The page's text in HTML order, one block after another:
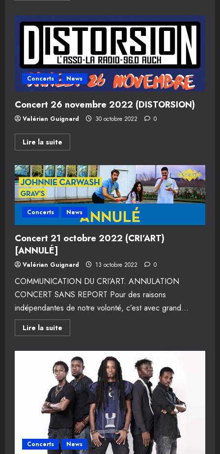
Concert
18
novembre
2022
(CRI’ART)
Concerts News
Concert 26 novembre 2022 (DISTORSION)
Valérian Guignard 30 octobre 2022 0
Lire la suite
savoir
Concert
26
novembre
2022
(DISTORSION)
Concerts News
Concert 21 octobre 2022 (CRI’ART)
[ANNULÉ]
Valérian Guignard 13 octobre 2022 0
COMMUNICATION DU CRI’ART. ANNULATION
CONCERT SANS REPORT Pour des raisons
indépendantes de notre volonté, c’est avec grand...
Lire la suite
savoir
Concert
21
octobre
2022
(CRI’ART)
[ANNULÉ]
Concerts News